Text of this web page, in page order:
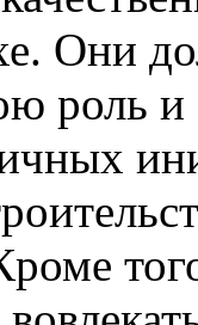
Они
роль и